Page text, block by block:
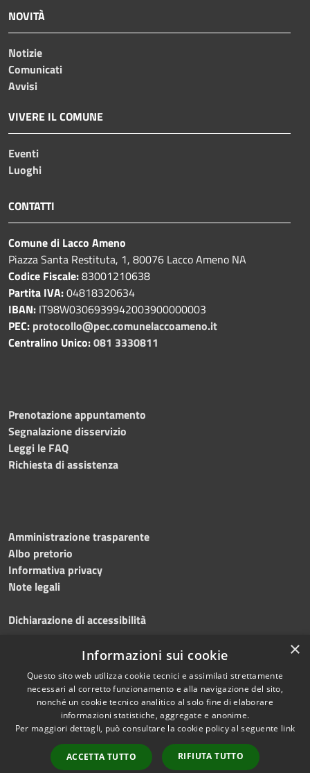
NOVITÀ
Notizie
Comunicati
Avvisi
VIVERE IL COMUNE
Eventi
Luoghi
CONTATTI
Comune di Lacco Ameno
Piazza Santa Restituta, 1, 80076 Lacco Ameno NA
Codice Fiscale:83001210638
Partita IVA:04818320634
IBAN: IT98W0306939942003900000003
PEC: protocollo@pec.comunelaccoameno.it
Centralino Unico:081 3330811
Prenotazione appuntamento
Segnalazione disservizio
Leggi le FAQ
Richiesta di assistenza
Amministrazione trasparente
Albo pretorio
Informativa privacy
Note legali
Dichiarazione di accessibilità
Obiettivi accessibilità 2026
Accessibilità
Copyright © 2023
•Comune di Lacco
Ameno • Powered
byMunicipium•Redazione
×
Informazioni sui cookie
Questo sito web utilizza cookie tecnici e assimilati strettamente
necessari al corretto funzionamento e alla navigazione del sito,
nonché un cookie tecnico analitico al solo fine di elaborare
informazioni statistiche, aggregate e anonime.
Per maggiori dettagli, può consultare la cookie policy al seguente link
ACCETTA TUTTO RIFIUTA TUTTO